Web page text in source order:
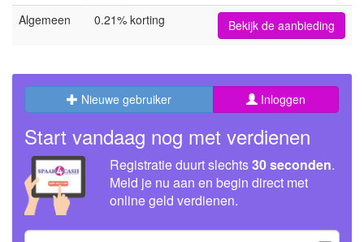
Algemeen 0.21% korting Bekijk de aanbieding
Nieuwe gebruiker Inloggen
Start vandaag nog met verdienen
Registratie duurt slechts30 seconden.
Meld je nu aan en begin direct met
online geld verdienen.